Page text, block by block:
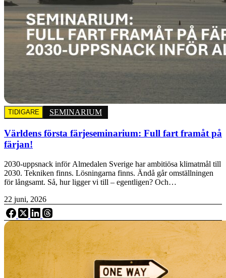
TIDIGARE SEMINARIUM
Världens första färjeseminarium: Full fart framåt på
färjan!
2030-uppsnack inför Almedalen Sverige har ambitiösa klimatmål till
2030. Tekniken finns. Lösningarna finns. Ändå går omställningen
för långsamt. Så, hur ligger vi till – egentligen? Och…
22 juni, 2026